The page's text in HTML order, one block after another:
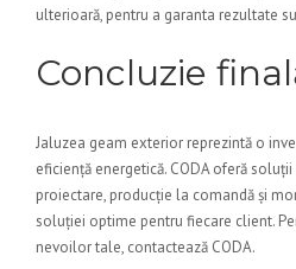
ulterioară, pentru a garanta rezultate
Concluzie
Jaluzea geam exterior reprezintă o
eficiență energetică. CODA oferă
proiectare, producție la comandă și
soluției optime pentru fiecare client.
nevoilor tale, contactează CODA.